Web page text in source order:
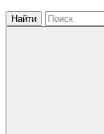
Найти